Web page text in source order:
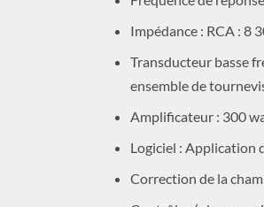
Impédance : RCA : 8
Transducteur basse
ensemble de
Amplificateur : 300
Logiciel : Application
Correction de la